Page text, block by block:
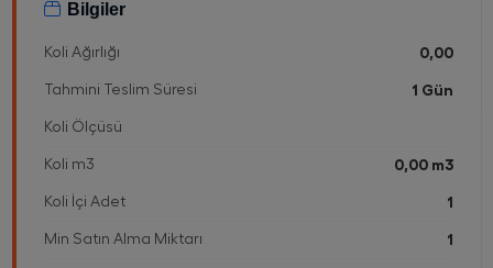
Bilgiler
Koli Ağırlığı 0,00
Tahmini Teslim Süresi 1 Gün
Koli Ölçüsü
Koli m3 0,00 m3
Koli İçi Adet 1
Min Satın Alma Miktarı 1